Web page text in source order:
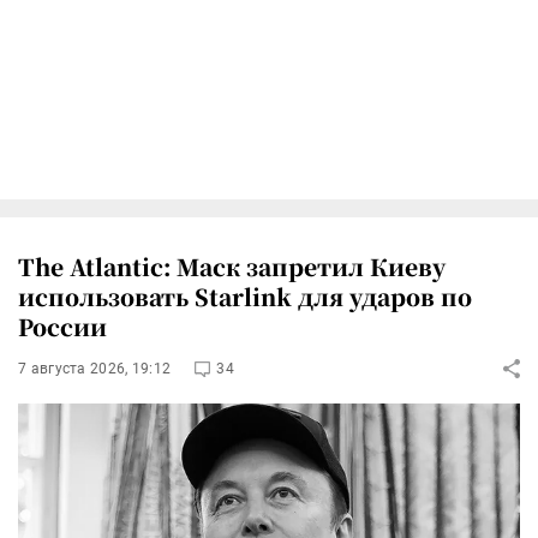
The Atlantic: Маск запретил Киеву
использовать Starlink для ударов по
России
7 августа 2026, 19:12 34